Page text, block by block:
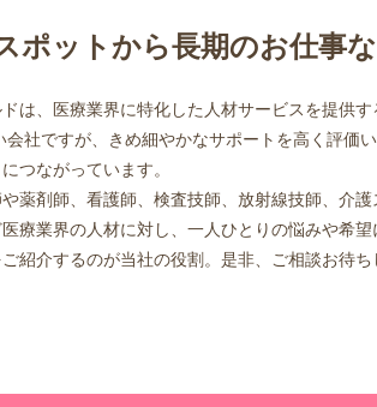
ポットから長期のお仕事
は、医療業界に特化した人材サービスを提供す
社ですが、きめ細やかなサポートを高く評価
つながっています。
薬剤師、看護師、検査技師、放射線技師、介
療業界の人材に対し、一人ひとりの悩みや希望
紹介するのが当社の役割。是非、ご相談お待ち